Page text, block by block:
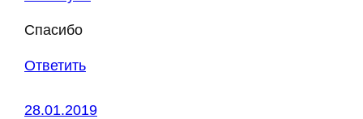
Спасибо
Ответить
28.01.2019